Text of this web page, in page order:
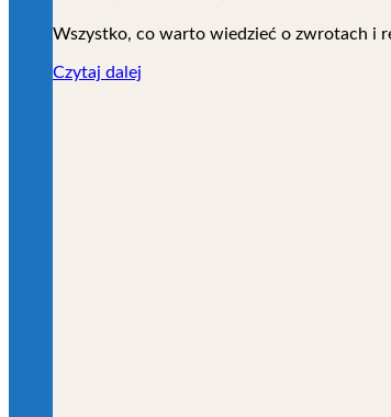
Wszystko, co warto wiedzieć o zwrotach i
Czytaj dalej